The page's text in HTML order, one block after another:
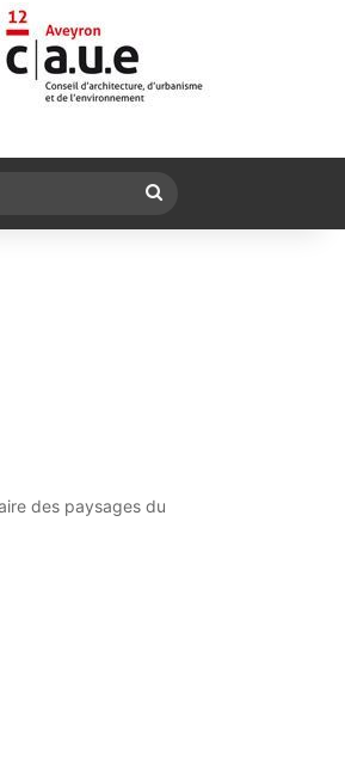
Rechercher
des paysages du